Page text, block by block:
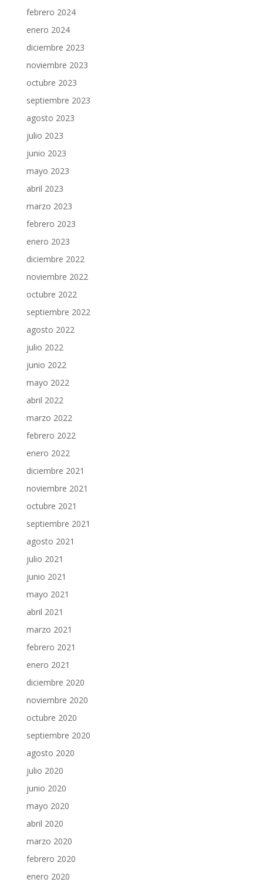
febrero 2024
enero 2024
diciembre 2023
noviembre 2023
octubre 2023
septiembre 2023
agosto 2023
julio 2023
junio 2023
mayo 2023
abril 2023
marzo 2023
febrero 2023
enero 2023
diciembre 2022
noviembre 2022
octubre 2022
septiembre 2022
agosto 2022
julio 2022
junio 2022
mayo 2022
abril 2022
marzo 2022
febrero 2022
enero 2022
diciembre 2021
noviembre 2021
octubre 2021
septiembre 2021
agosto 2021
julio 2021
junio 2021
mayo 2021
abril 2021
marzo 2021
febrero 2021
enero 2021
diciembre 2020
noviembre 2020
octubre 2020
septiembre 2020
agosto 2020
julio 2020
junio 2020
mayo 2020
abril 2020
marzo 2020
febrero 2020
enero 2020